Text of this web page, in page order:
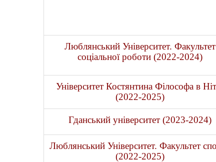
Люблянський Університет. Факультет
соціальної роботи (2022-2024)
Університет Костянтина Філософа в
(2022-2025)
Гданський університет (2023-2024)
Люблянський Університет. Факультет
(2022-2025)